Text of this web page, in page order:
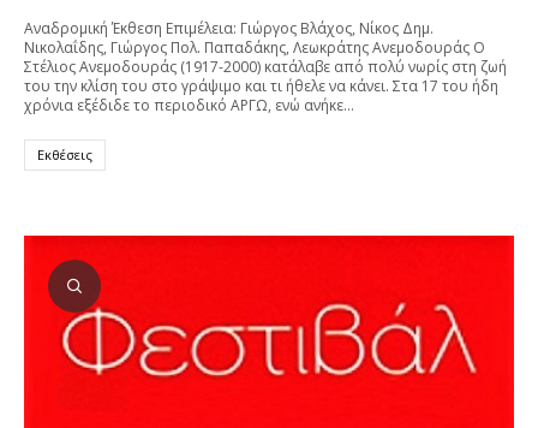
Αναδρομική Έκθεση Επιμέλεια: Γιώργος Βλάχος, Νίκος Δημ.
Νικολαΐδης, Γιώργος Πολ. Παπαδάκης, Λεωκράτης Ανεμοδουράς Ο
Στέλιος Ανεμοδουράς (1917-2000) κατάλαβε από πολύ νωρίς στη ζωή
του την κλίση του στο γράψιμο και τι ήθελε να κάνει. Στα 17 του ήδη
χρόνια εξέδιδε το περιοδικό ΑΡΓΩ, ενώ ανήκε…
Εκθέσεις